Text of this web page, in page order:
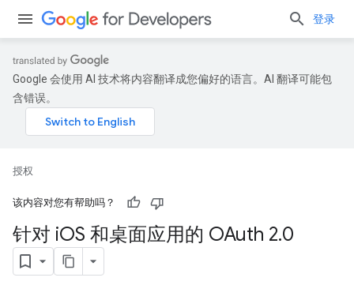
登录
Google 会使用 AI 技术将内容翻译成您偏好的语言。AI 翻译可能包
含错误。
授权
该内容对您有帮助吗？
针对 iOS 和桌面应用的 OAuth 2.0